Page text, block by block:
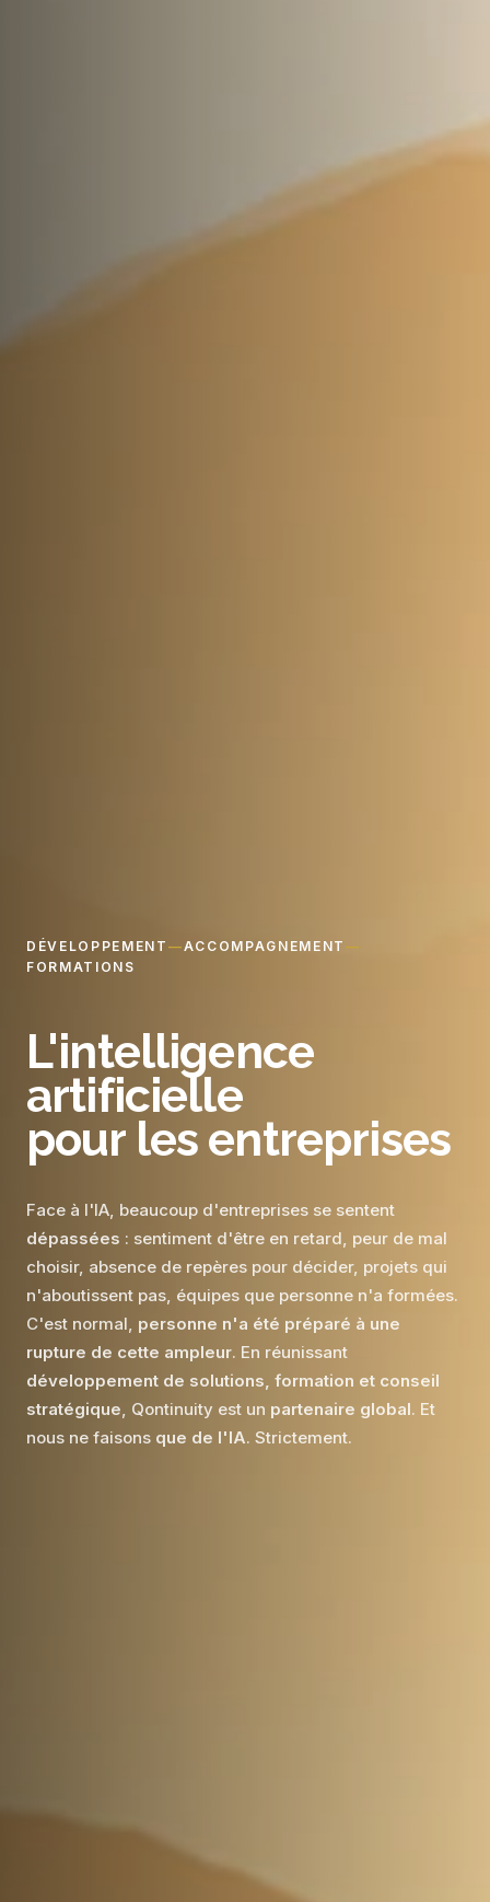
DÉVELOPPEMENT —ACCOMPAGNEMENT—
FORMATIONS
L'intelligence
artificielle
pour les entreprises
Face à l'IA, beaucoup d'entreprises se sentent
dépassées : sentiment d'être en retard, peur de mal
choisir, absence de repères pour décider, projets qui
n'aboutissent pas, équipes que personne n'a formées.
C'est normal, personne n'a été préparé à une
rupture de cette ampleur. En réunissant
développement de solutions, formation et conseil
stratégique , Qontinuity est un partenaire global. Et
nous ne faisons que de l'IA. Strictement.